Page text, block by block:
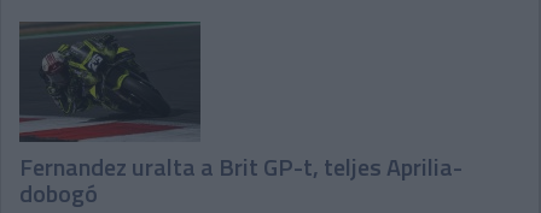
Fernandez uralta a Brit GP-t, teljes Aprilia-
dobogó